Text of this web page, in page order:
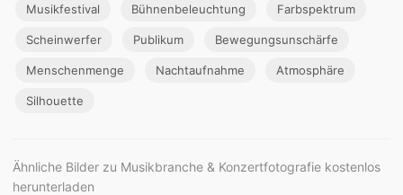
Musikfestival Bühnenbeleuchtung Farbspektrum
Scheinwerfer Publikum Bewegungsunschärfe
Menschenmenge Nachtaufnahme Atmosphäre
Silhouette
Ähnliche Bilder zu Musikbranche & Konzertfotografie kostenlos
herunterladen